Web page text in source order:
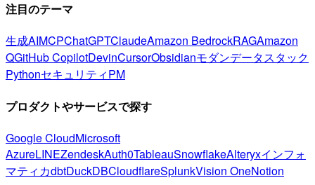
注目のテーマ
生成AIMCPChatGPTClaudeAmazon BedrockRAGAmazon
QGitHub CopilotDevinCursorObsidianモダンデータスタック
PythonセキュリティPM
プロダクトやサービスで探す
Google CloudMicrosoft
AzureLINEZendeskAuth0TableauSnowflakeAlteryxインフォ
マティカdbtDuckDBCloudflareSplunkVision OneNotion